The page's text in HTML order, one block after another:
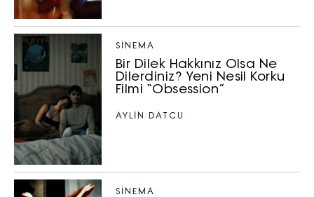
SİNEMA
Bir Dilek Hakkınız Olsa Ne
Dilerdiniz? Yeni Nesil Korku
Filmi “Obsession”
AYLİN DATCU
SİNEMA